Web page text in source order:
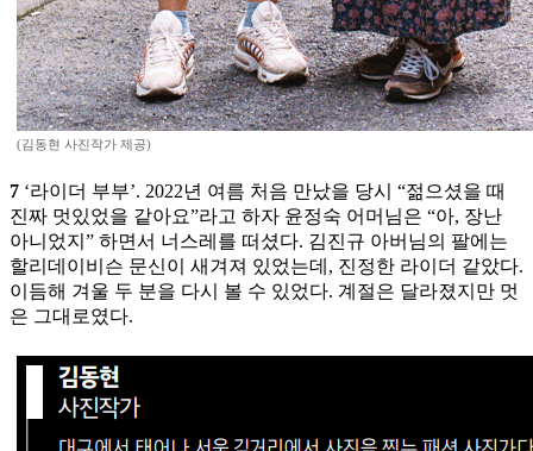
(김동현 사진작가 제공)
7 ‘라이더 부부’. 2022년 여름 처음 만났을 당시 “젊으셨을 때
진짜 멋있었을 같아요”라고 하자 윤정숙 어머님은 “아, 장난
아니었지” 하면서 너스레를 떠셨다. 김진규 아버님의 팔에는
할리데이비슨 문신이 새겨져 있었는데, 진정한 라이더 같았다.
이듬해 겨울 두 분을 다시 볼 수 있었다. 계절은 달라졌지만 멋
은 그대로였다.